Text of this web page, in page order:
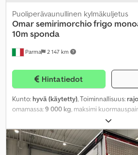
Parma 2 147 km
Puoliperävaunullinen kylmäkuljetus
Omarsemirimorchio frigo
10m sponda
Hintatiedot
Kunto: hyvä (käytetty), Toiminnallisuus:
omamassa:9 000 kg, maksimi
,
ensirekisteröinti:06/2013, kuormatilan
lastitilan leveys:2 480 mm, kuormatilan
jousitus:ilma, renkaan koko:315.80 r 22.5,